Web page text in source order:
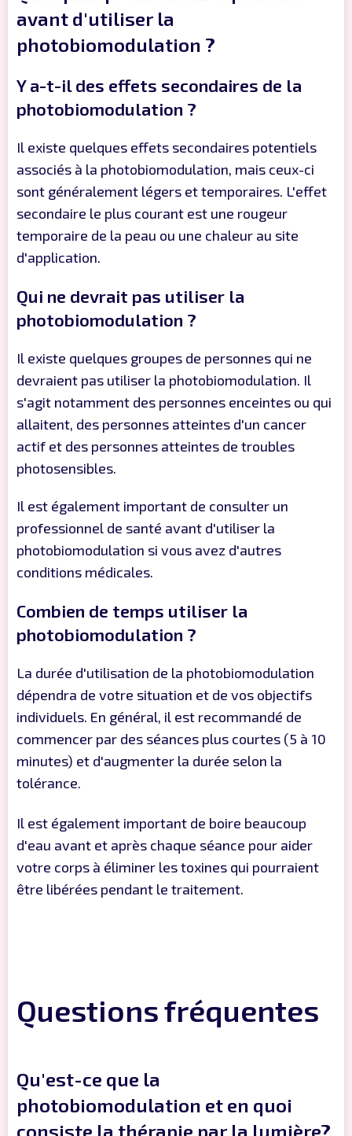
avant d'utiliser la
photobiomodulation ?
Y a-t-il des effets secondaires de la
photobiomodulation ?
Il existe quelques effets secondaires potentiels
associés à la photobiomodulation, mais ceux-ci
sont généralement légers et temporaires. L'effet
secondaire le plus courant est une rougeur
temporaire de la peau ou une chaleur au site
d'application.
Qui ne devrait pas utiliser la
photobiomodulation ?
Il existe quelques groupes de personnes qui ne
devraient pas utiliser la photobiomodulation. Il
s'agit notamment des personnes enceintes ou qui
allaitent, des personnes atteintes d'un cancer
actif et des personnes atteintes de troubles
photosensibles.
Il est également important de consulter un
professionnel de santé avant d'utiliser la
photobiomodulation si vous avez d'autres
conditions médicales.
Combien de temps utiliser la
photobiomodulation ?
La durée d'utilisation de la photobiomodulation
dépendra de votre situation et de vos objectifs
individuels. En général, il est recommandé de
commencer par des séances plus courtes (5 à 10
minutes) et d'augmenter la durée selon la
tolérance.
Il est également important de boire beaucoup
d'eau avant et après chaque séance pour aider
votre corps à éliminer les toxines qui pourraient
être libérées pendant le traitement.
Questions fréquentes
Qu'est-ce que la
photobiomodulation et en quoi
consiste la thérapie par la lumière?